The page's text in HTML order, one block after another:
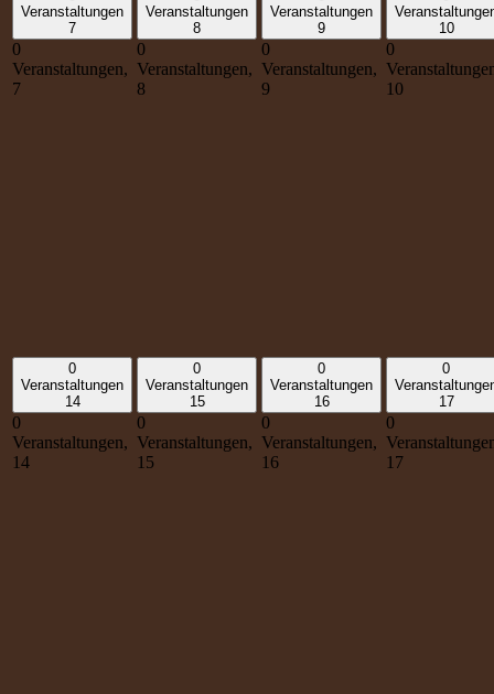
Veranstaltungen
7
0
Veranstaltungen,
7
Veranstaltungen
8
0
Veranstaltungen,
8
Veranstaltungen
9
0
Veranstaltungen,
9
10
0
10
0
Veranstaltungen
14
0
Veranstaltungen,
14
0
Veranstaltungen
15
0
Veranstaltungen,
15
0
Veranstaltungen
16
0
Veranstaltungen,
16
0
17
0
17